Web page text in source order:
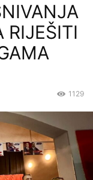
RIJEŠITI
1129